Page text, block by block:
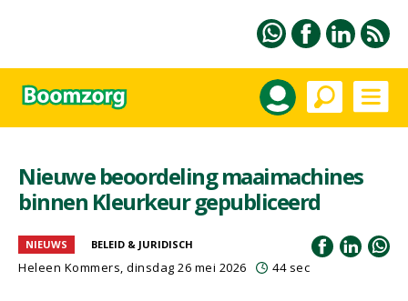
Nieuwe beoordeling maaimachines
binnen Kleurkeur gepubliceerd
NIEUWS BELEID & JURIDISCH
Heleen Kommers, dinsdag 26 mei 2026 44 sec